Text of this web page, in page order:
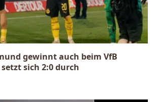
gewinnt auch beim VfB
sich 2:0 durch